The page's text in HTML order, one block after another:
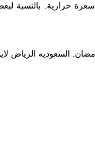
. حسنا في هذه المقالة التي بين يديك سأقدم لك عزيزي تي القارئ ة